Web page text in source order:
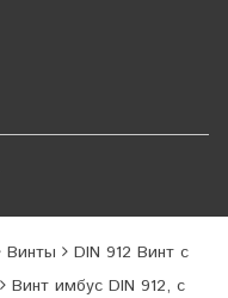
Винты
DIN 912 Винт с
Винт имбус DIN 912, с